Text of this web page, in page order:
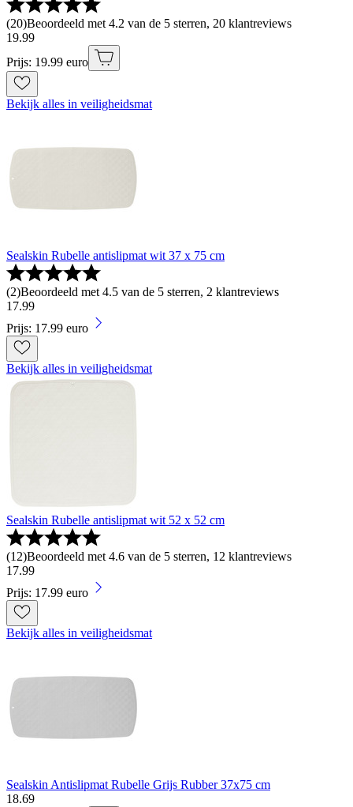
(20)Beoordeeld met 4.2 van de 5 sterren, 20 klantreviews
19.99
Prijs: 19.99 euro
Bekijk alles in veiligheidsmat
Sealskin Rubelle antislipmat wit 37 x 75 cm
(2)Beoordeeld met 4.5 van de 5 sterren, 2 klantreviews
17.99
Prijs: 17.99 euro
Bekijk alles in veiligheidsmat
Sealskin Rubelle antislipmat wit 52 x 52 cm
(12)Beoordeeld met 4.6 van de 5 sterren, 12 klantreviews
17.99
Prijs: 17.99 euro
Bekijk alles in veiligheidsmat
Sealskin Antislipmat Rubelle Grijs Rubber 37x75 cm
18.69